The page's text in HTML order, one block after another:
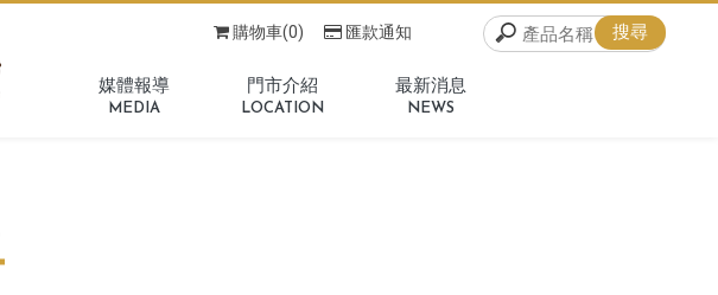
媒體報導
MEDIA
門市介紹
LOCATION
最新消息
NEWS
購物車(0) 匯款通知